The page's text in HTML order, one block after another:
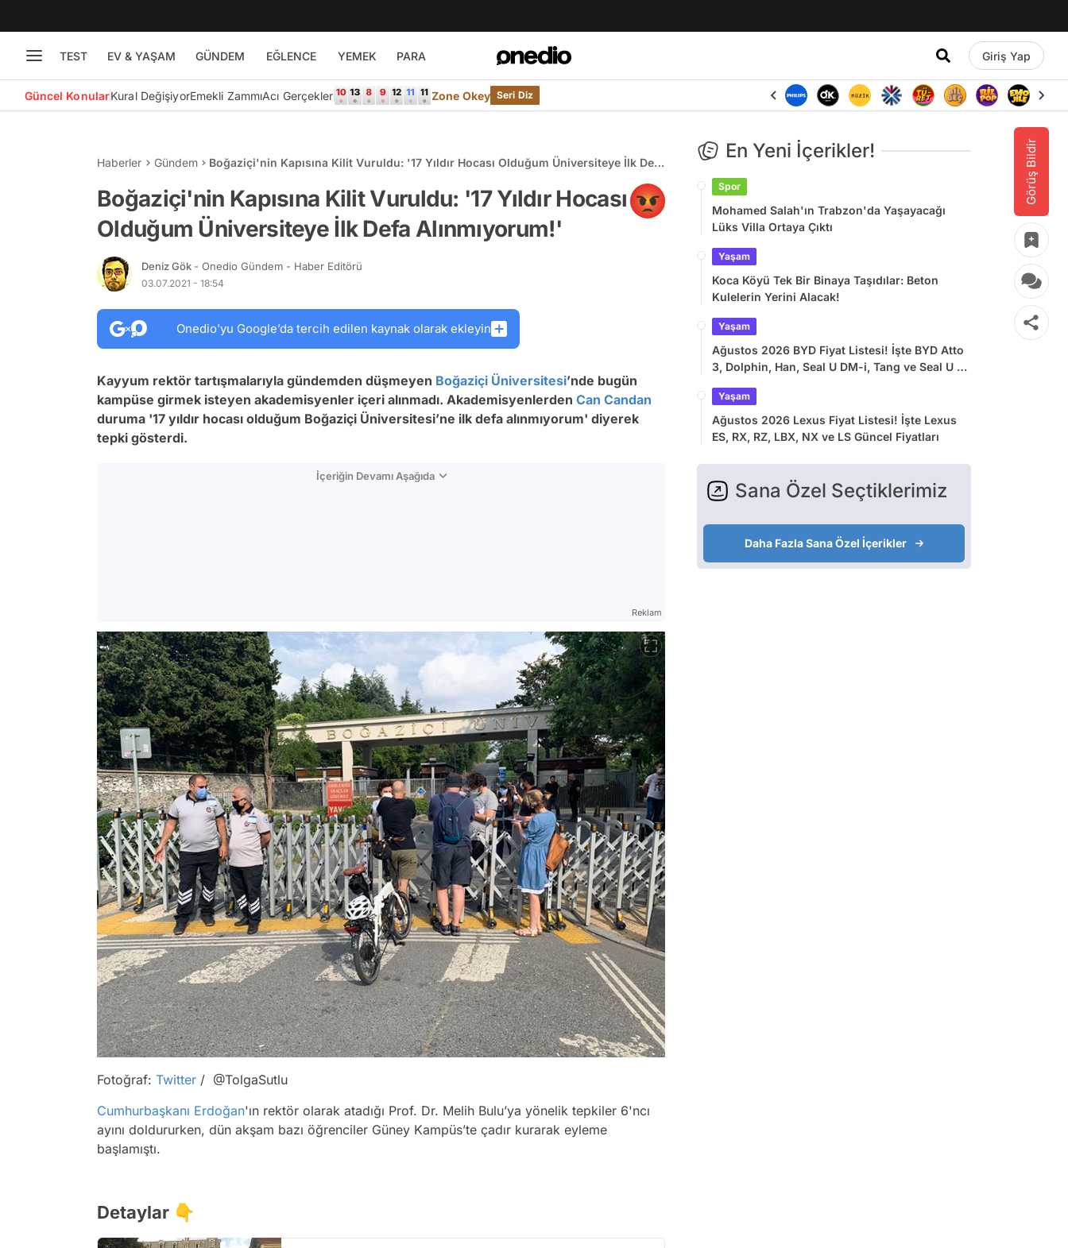
TEST EV & YAŞAM GÜNDEM EĞLENCE YEMEK PARA Giriş Yap
Güncel KonularKural DeğişiyorEmekli ZammıAcı Gerçekler Zone Okey Seri Diz
Görüş Bildir
Haberler Gündem
Boğaziçi'nin Kapısına Kilit Vuruldu: '17 Yıldır Hocası Olduğum Üniversiteye İlk Defa
Boğaziçi'nin Kapısına Kilit Vuruldu: '17 Yıldır Hocası
Olduğum Üniversiteye İlk Defa Alınmıyorum!'
Deniz Gök - Onedio Gündem - Haber Editörü
03.07.2021 - 18:54
Onedio’yu Google’da tercih edilen kaynak olarak ekleyin
Kayyum rektör tartışmalarıyla gündemden düşmeyen Boğaziçi Üniversitesi’nde bugün
kampüse girmek isteyen akademisyenler içeri alınmadı. Akademisyenlerden Can Candan
duruma '17 yıldır hocası olduğum Boğaziçi Üniversitesi’ne ilk defa alınmıyorum' diyerek
tepki gösterdi.
İçeriğin Devamı Aşağıda
Reklam
Fotoğraf: Twitter / @TolgaSutlu
Cumhurbaşkanı Erdoğan'ın rektör olarak atadığı Prof. Dr. Melih Bulu’ya yönelik tepkiler 6'ncı
ayını doldururken, dün akşam bazı öğrenciler Güney Kampüs’te çadır kurarak eyleme
başlamıştı.
Detaylar 👇
En Yeni İçerikler!
Spor
Mohamed Salah'ın Trabzon'da Yaşayacağı
Lüks Villa Ortaya Çıktı
Yaşam
Koca Köyü Tek Bir Binaya Taşıdılar: Beton
Kulelerin Yerini Alacak!
Yaşam
Ağustos 2026 BYD Fiyat Listesi! İşte BYD Atto
3, Dolphin, Han, Seal U DM-i, Tang ve Seal U EV
Yaşam
Ağustos 2026 Lexus Fiyat Listesi! İşte Lexus
ES, RX, RZ, LBX, NX ve LS Güncel Fiyatları
Sana Özel Seçtiklerimiz
Daha Fazla Sana Özel İçerikler